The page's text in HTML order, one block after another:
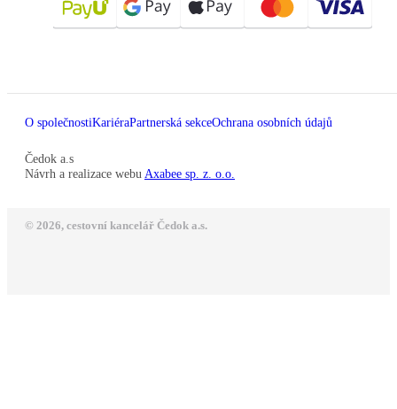
O společnostiKariéraPartnerská sekceOchrana osobních údajů
Čedok a.s
Návrh a realizace webu Axabee sp. z. o.o.
© 2026, cestovní kancelář Čedok a.s.